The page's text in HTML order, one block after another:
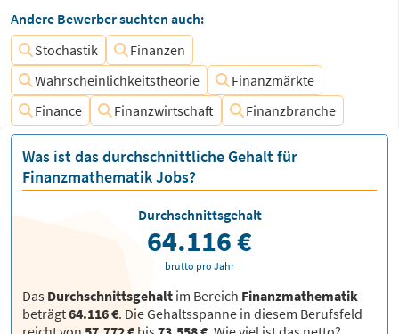
Andere Bewerber suchten auch:
Stochastik
Finanzen
Wahrscheinlichkeitstheorie
Finanzmärkte
Finance
Finanzwirtschaft Finanzbranche
Was ist das durchschnittliche Gehalt für
Finanzmathematik Jobs?
Das Durchschnittsgehalt im Bereich Finanzmathematik
beträgt64.116 €. Die Gehaltsspanne in diesem Berufsfeld
Durchschnittsgehalt
64.116 €
brutto pro Jahr